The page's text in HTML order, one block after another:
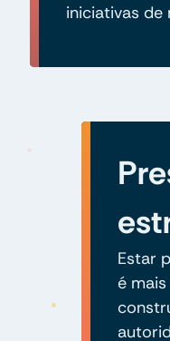
iniciativas de
Estar
é